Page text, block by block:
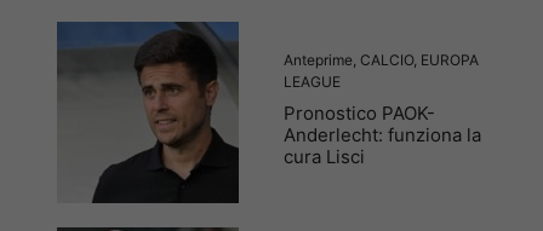
Anteprime, CALCIO, EUROPA
LEAGUE
Pronostico PAOK-
Anderlecht: funziona la
cura Lisci